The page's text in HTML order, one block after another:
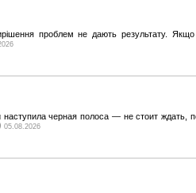
проблем не дають результату.
черная полоса — не стоит ждать,
05.08.2026